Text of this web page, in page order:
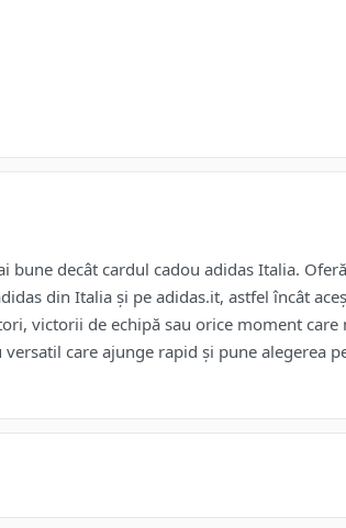
bune decât cardul cadou adidas Italia.
din Italia și pe adidas.it, astfel încât
victorii de echipă sau orice moment
care ajunge rapid și pune